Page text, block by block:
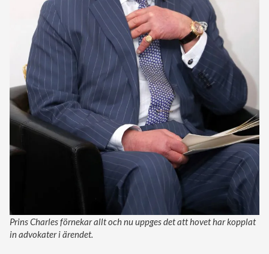
Prins Charles förnekar allt och nu uppges det att hovet har kopplat
in advokater i ärendet.